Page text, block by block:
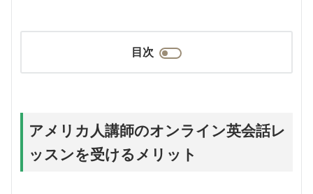
目次
アメリカ人講師のオンライン英会話レ
ッスンを受けるメリット